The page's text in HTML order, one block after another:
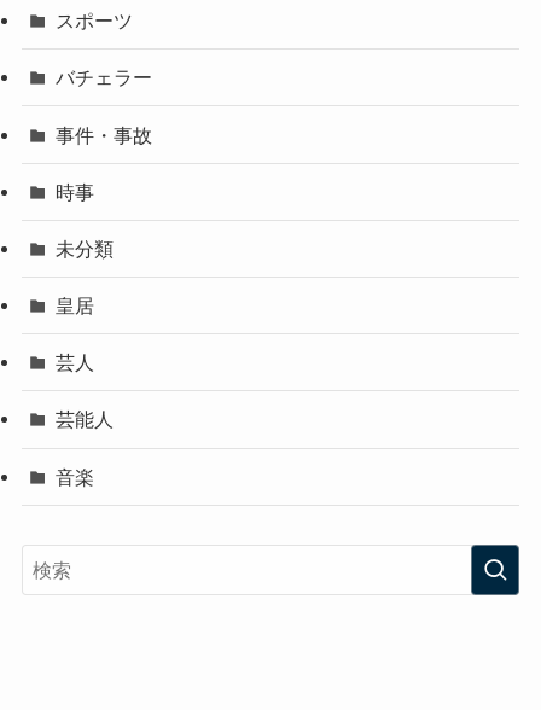
スポーツ
バチェラー
事件・事故
時事
未分類
皇居
芸人
芸能人
音楽